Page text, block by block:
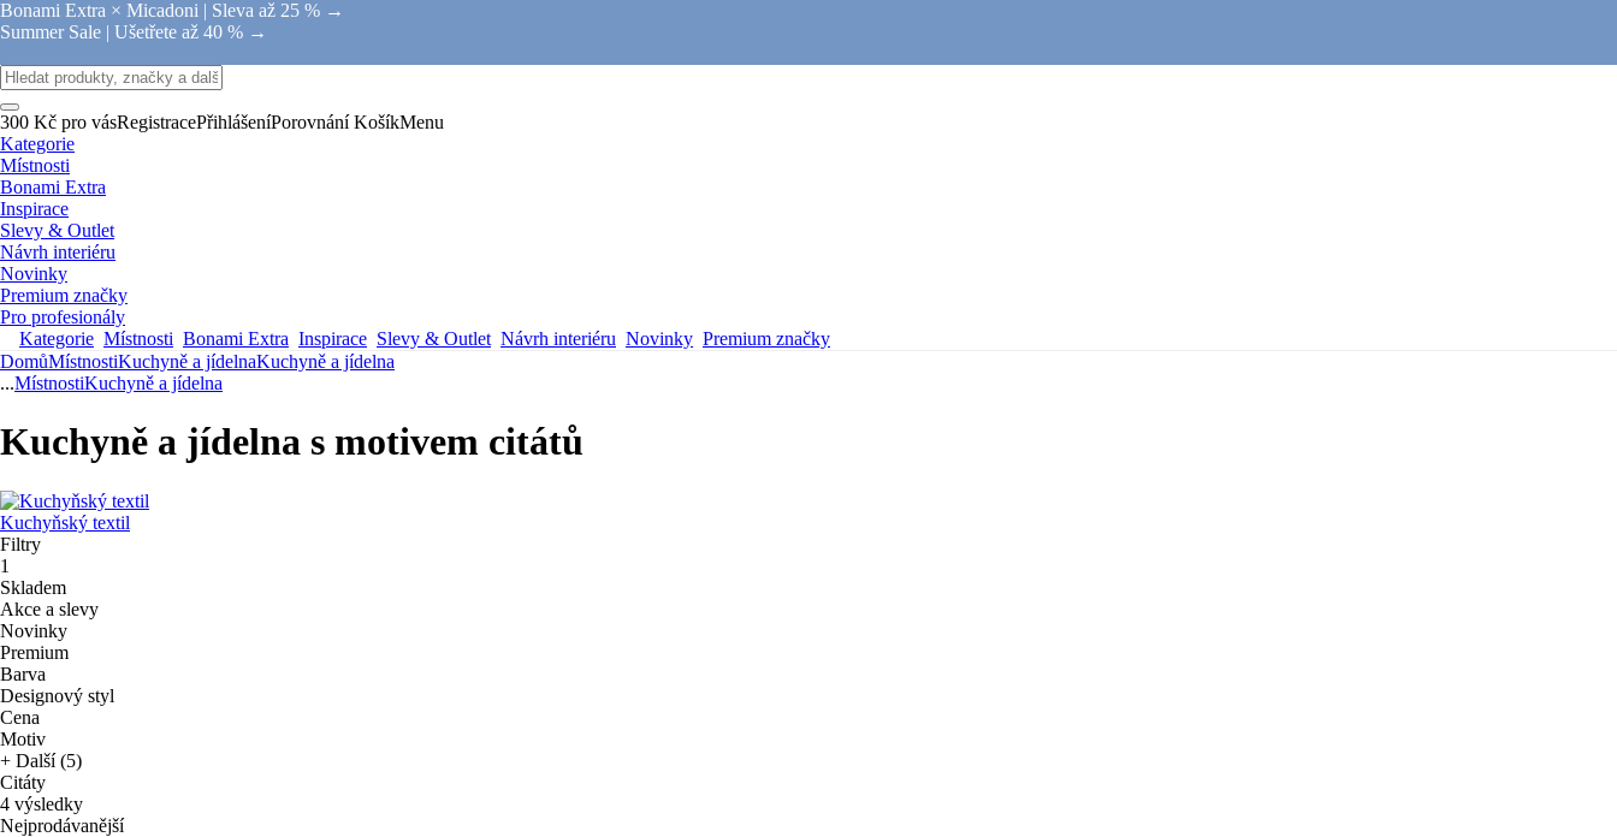
Bonami Extra × Micadoni | Sleva až 25 % →
Summer Sale | Ušetřete až 40 % →
300 Kč pro vásRegistracePřihlášeníPorovnání KošíkMenu
Kategorie
Místnosti
Bonami Extra
Inspirace
Slevy & Outlet
Návrh interiéru
Novinky
Premium značky
Pro profesionály
Kategorie Místnosti Bonami Extra Inspirace Slevy & Outlet Návrh interiéru Novinky Premium značky
DomůMístnostiKuchyně a jídelnaKuchyně a jídelna
...MístnostiKuchyně a jídelna
Kuchyně a jídelna s motivem citátů
Kuchyňský textil
Filtry
1
Skladem
Akce a slevy
Novinky
Premium
Barva
Designový styl
Cena
Motiv
+ Další (5)
Citáty
4 výsledky
Nejprodávanější